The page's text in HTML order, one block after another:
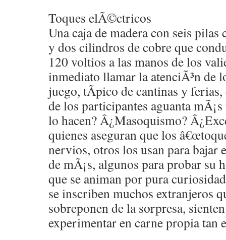
Toques elÃ©ctricos
Una caja de madera con seis pilas
y dos cilindros de cobre que
120 voltios a las manos de los
inmediato llamar la atenciÃ³n de
juego, tÃ­pico de cantinas y
de los participantes aguanta
lo hacen? Â¿Masoquismo?
quienes aseguran que los
nervios, otros los usan para bajar
de mÃ¡s, algunos para probar su
que se animan por pura
se inscriben muchos extranjeros
sobreponen de la sorpresa,
experimentar en carne propia tan